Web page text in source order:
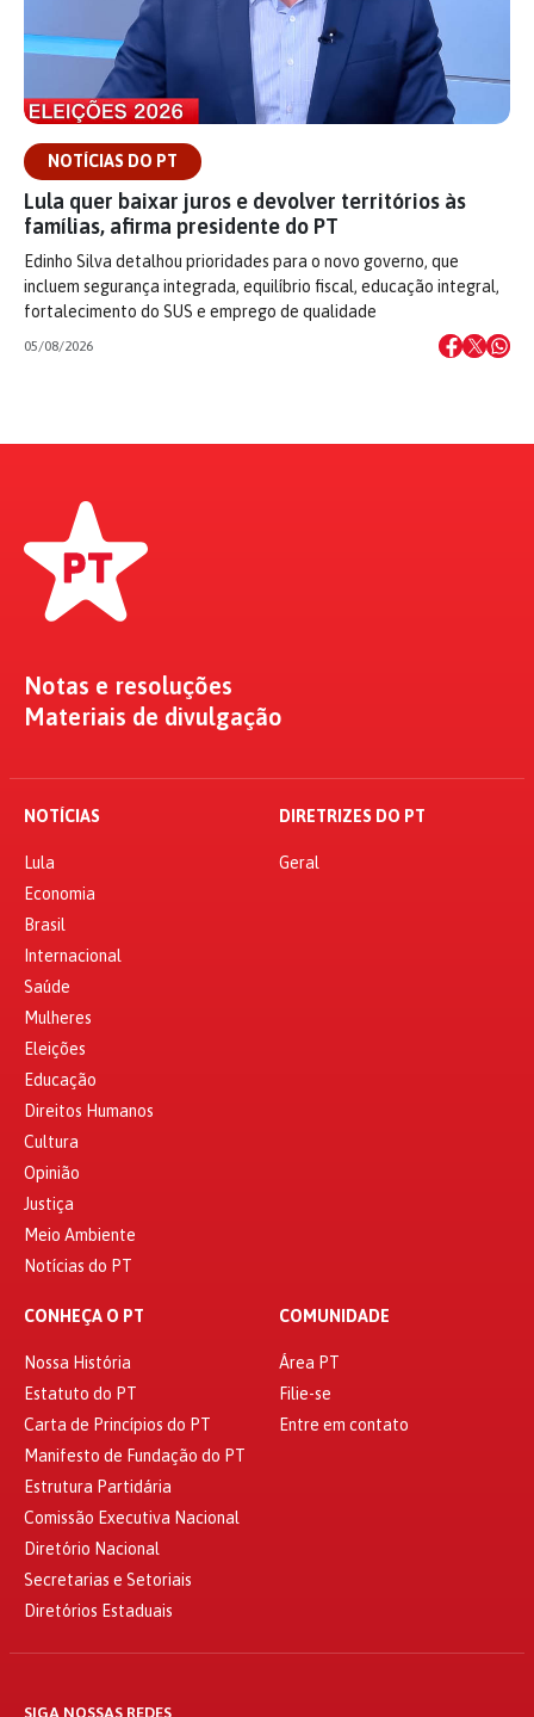
NOTÍCIAS DO PT
Lula quer baixar juros e devolver territórios às
famílias, afirma presidente do PT
Edinho Silva detalhou prioridades para o novo governo, que
incluem segurança integrada, equilíbrio fiscal, educação integral,
fortalecimento do SUS e emprego de qualidade
05/08/2026
Notas e resoluções
Materiais de divulgação
NOTÍCIAS
Lula
Economia
Brasil
Internacional
Saúde
Mulheres
Eleições
Educação
Direitos Humanos
Cultura
Opinião
Justiça
Meio Ambiente
Notícias do PT
DIRETRIZES DO PT
Geral
CONHEÇA O PT
Nossa História
Estatuto do PT
Carta de Princípios do PT
Manifesto de Fundação do PT
Estrutura Partidária
Comissão Executiva Nacional
Diretório Nacional
Secretarias e Setoriais
Diretórios Estaduais
COMUNIDADE
Área PT
Filie-se
Entre em contato
SIGA NOSSAS REDES